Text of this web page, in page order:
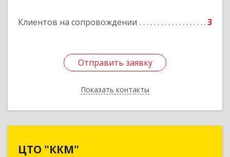
Клиентов на сопровождении 3
Отправить заявку
Показать контакты
Отправить заявку
Назад
ЦТО "ККМ"